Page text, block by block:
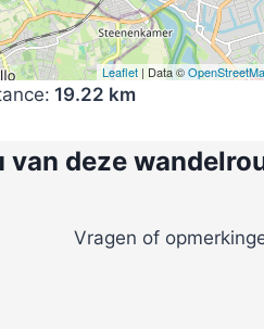
Leaflet | Data ©
19.22 km
van deze
Vragen of